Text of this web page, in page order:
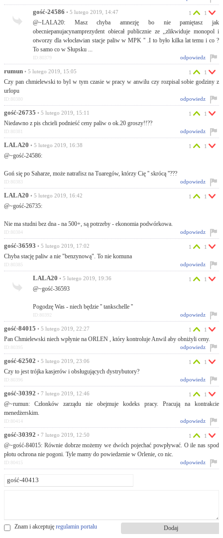
gość-24586 • 5 lutego 2019, 14:47
@~LALA20: Masz chyba amnezję bo nie pamiętasz jak
obecniepanujacynamprezydent obiecał publicznie ze ,,zlikwiduje monopol i
otworzy dla włocławian stacje paliw w MPK '' .I to było kilka lat temu i co ?
To samo co w Słupsku ...
1 1
odpowiedz
ID:80379
rumun • 5 lutego 2019, 15:05
Czy pan chmielewski to byl w tym czasie w pracy w anwilu czy rozpisal sobie godziny z
urlopu
1 1
odpowiedz
ID:80380
gość-26735 • 5 lutego 2019, 15:11
Niedawno z pis chcieli podnieść ceny paliw o ok.20 groszy!!??
1 1
odpowiedz
ID:80381
LALA20 • 5 lutego 2019, 16:38
@~gość-24586:
Goń się po Saharze, może natrafisz na Tuaregów, którzy Cię '' skrócą ''???
1 1
odpowiedz
ID:80383
LALA20 • 5 lutego 2019, 16:42
@~gość-26735:
Nie ma studni bez dna - na 500+, są potrzeby - ekonomia podwórkowa.
1 1
odpowiedz
ID:80384
gość-36593 • 5 lutego 2019, 17:02
Chyba stację paliw a nie "benzynową". To nie komuna
1 1
odpowiedz
ID:80385
LALA20 • 5 lutego 2019, 19:36
@~gość-36593
Pogodzę Was - niech będzie '' tankschelle ''
1 1
odpowiedz
ID:80392
gość-84015 • 5 lutego 2019, 22:27
Pan Chmielewski niech wpłynie na ORLEN , który kontroluje Anwil aby obniżyli ceny.
1 1
odpowiedz
ID:80395
gość-62502 • 5 lutego 2019, 23:06
Czy to jest trójka kasjerów i obsługujących dystrybutory?
1 1
odpowiedz
ID:80396
gość-30392 • 7 lutego 2019, 12:46
@~rumun: Członków zarządu nie obejmuje kodeks pracy. Pracują na kontrakcie
menedżerskim.
1 1
odpowiedz
ID:80414
gość-30392 • 7 lutego 2019, 12:50
@~gość-84015: Równie dobrze możemy we dwóch pojechać powpływać. O ile nas spod
płotu ochrona nie pogoni. Tyle mamy do powiedzenie w Orlenie, co nic.
1 1
odpowiedz
ID:80415
Znam i akceptuję regulamin portalu